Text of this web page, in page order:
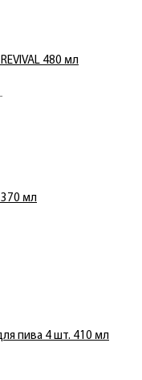
480 мл
мл
пива 4 шт. 410 мл